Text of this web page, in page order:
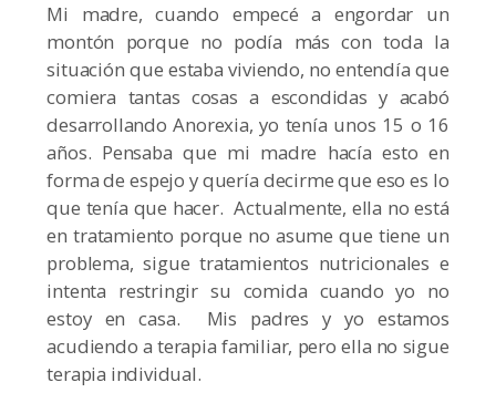
Mi madre, cuando empecé a engordar un
montón porque no podía más con toda la
situación que estaba viviendo, no entendía que
comiera tantas cosas a escondidas y acabó
desarrollando Anorexia, yo tenía unos 15 o 16
años. Pensaba que mi madre hacía esto en
forma de espejo y quería decirme que eso es lo
que tenía que hacer. Actualmente, ella no está
en tratamiento porque no asume que tiene un
problema, sigue tratamientos nutricionales e
intenta restringir su comida cuando yo no
estoy en casa. Mis padres y yo estamos
acudiendo a terapia familiar, pero ella no sigue
terapia individual.